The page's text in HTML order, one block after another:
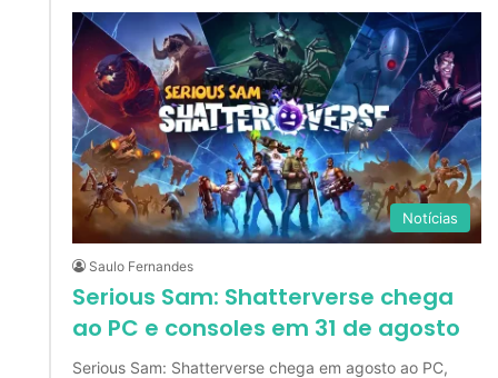
Notícias
Saulo Fernandes
Serious Sam: Shatterverse chega
ao PC e consoles em 31 de agosto
Serious Sam: Shatterverse chega em agosto ao PC,